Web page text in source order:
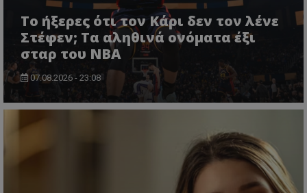
Το ήξερες ότι τον Κάρι δεν τον λένε
Στέφεν; Τα αληθινά ονόματα έξι
σταρ του NBA
07.08.2026 - 23:08